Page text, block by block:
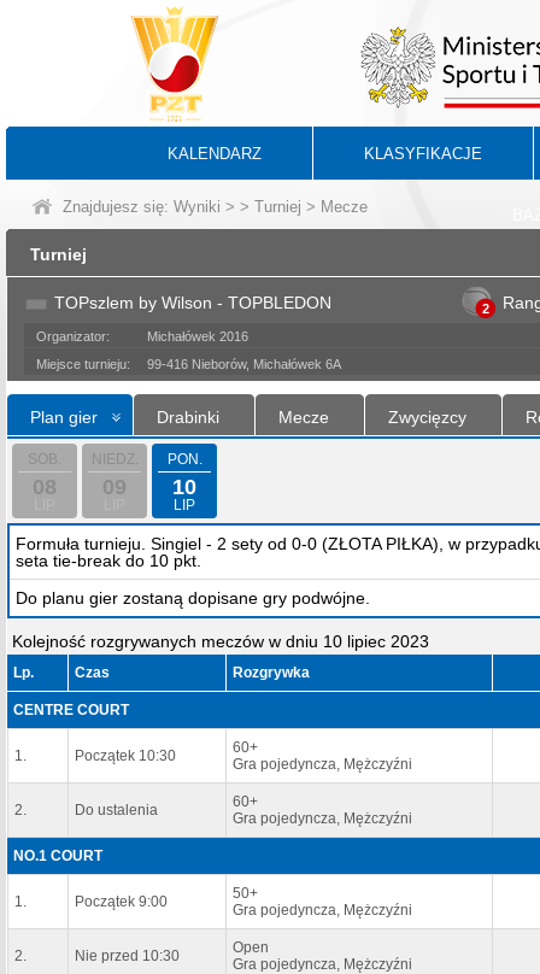
KALENDARZ KLASYFIKACJE
Znajdujesz się: Wyniki > > Turniej > Mecze
Turniej
TOPszlem by Wilson - TOPBLEDON 2
Organizator:
Michałówek 2016
Miejsce turnieju:
99-416 Nieborów, Michałówek 6A
Plan gier Drabinki Mecze Zwycięzcy
SOB.
08
NIEDZ.
09
PON.
10
LIP
Formuła turnieju. Singiel - 2 sety od 0-0 (ZŁOTA PIŁKA), w
seta tie-break do 10 pkt.
Do planu gier zostaną dopisane gry podwójne.
Kolejność rozgrywanych meczów w dniu 10 lipiec 2023
Lp. Czas Rozgrywka
CENTRE COURT
1. Początek 10:30
60+
Gra pojedyncza, Mężczyźni
2. Do ustalenia
60+
Gra pojedyncza, Mężczyźni
NO.1 COURT
1. Początek 9:00
50+
Gra pojedyncza, Mężczyźni
2. Nie przed 10:30
Open
Gra pojedyncza, Mężczyźni